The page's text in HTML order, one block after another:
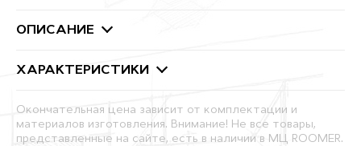
ОПИСАНИЕ
ХАРАКТЕРИСТИКИ
Окончательная цена зависит от комплектации и
материалов изготовления. Внимание! Не все товары,
представленные на сайте, есть в наличии в МЦ ROOMER.